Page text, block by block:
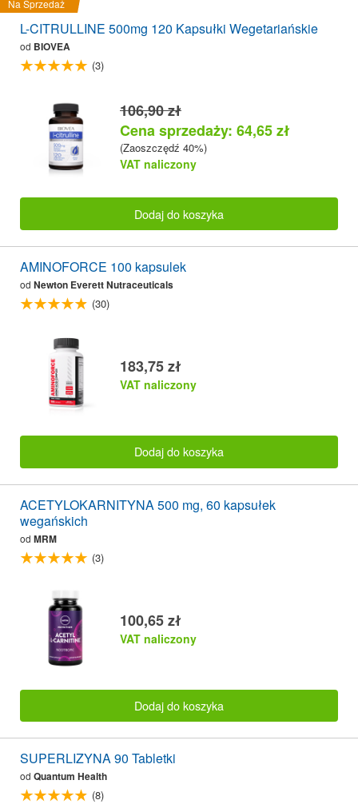
Na Sprzedaż
L-CITRULLINE 500mg 120 Kapsułki Wegetariańskie
od BIOVEA
(3)
106,90 zł
Cena sprzedaży: 64,65 zł
(Zaoszczędź 40%)
VAT naliczony
Dodaj do koszyka
AMINOFORCE 100 kapsulek
od Newton Everett Nutraceuticals
(30)
183,75 zł
VAT naliczony
Dodaj do koszyka
ACETYLOKARNITYNA 500 mg, 60 kapsułek
wegańskich
od MRM
(3)
100,65 zł
VAT naliczony
Dodaj do koszyka
SUPERLIZYNA 90 Tabletki
od Quantum Health
(8)